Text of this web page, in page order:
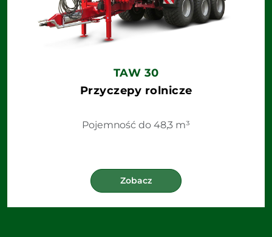
TAW 30
Przyczepy rolnicze
Pojemność do 48,3 m³
Zobacz